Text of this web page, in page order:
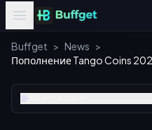
Buffget > News >